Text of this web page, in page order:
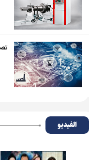
الفیدیو